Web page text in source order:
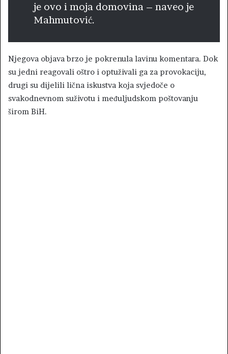
je ovo i moja domovina – naveo je
Mahmutović.
Njegova objava brzo je pokrenula lavinu komentara. Dok
su jedni reagovali oštro i optuživali ga za provokaciju,
drugi su dijelili lična iskustva koja svjedoče o
svakodnevnom suživotu i međuljudskom poštovanju
širom BiH.